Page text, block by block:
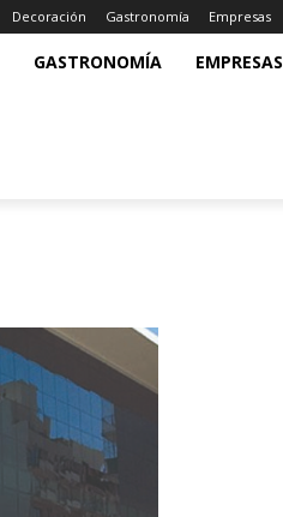
Decoración Gastronomía Empresas
GASTRONOMÍA EMPRESAS